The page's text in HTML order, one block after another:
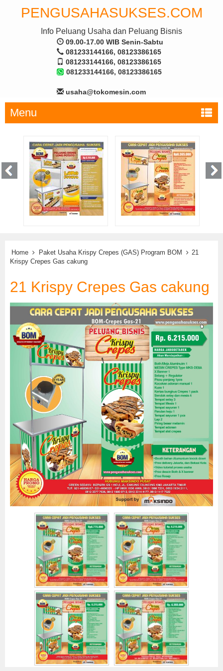
PENGUSAHASUKSES.COM
Info Peluang Usaha dan Peluang Bisnis
09.00-17.00 WIB Senin-Sabtu
081233144166, 08123386165
081233144166, 08123386165
081233144166, 08123386165
usaha@tokomesin.com
Menu
Home Paket Usaha Krispy Crepes (GAS) Program BOM
21
Krispy Crepes Gas cakung
21 Krispy Crepes Gas cakung